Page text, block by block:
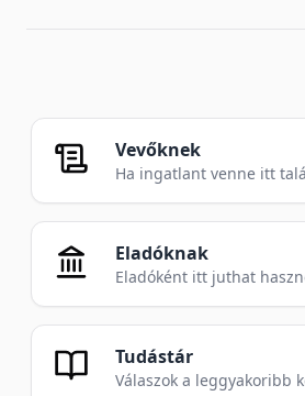
Vevőknek
Ha ingatlant venne itt
Eladóknak
Eladóként itt juthat
Tudástár
Válaszok a leggyakoribb